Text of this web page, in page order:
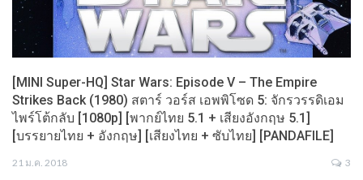
[MINI Super-HQ] Star Wars: Episode V – The Empire
Strikes Back (1980) สตาร์ วอร์ส เอพพิโซด 5: จักรวรรดิเอม
ไพร์โต้กลับ [1080p] [พากย์ไทย 5.1 + เสียงอังกฤษ 5.1]
[บรรยายไทย + อังกฤษ] [เสียงไทย + ซับไทย] [PANDAFILE]
21 ม.ค. 2018 3